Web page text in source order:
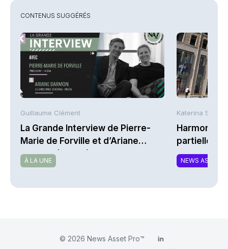
CONTENUS SUGGÉRÉS
Guillaume Clément
La Grande Interview de Pierre-
Marie de Forville et d’Ariane
Darmon (Ivesta)
À LA UNE
Katerina
Harmonie
partielle du
MTCAT
NEWS
© 2026 News Asset Pro™ LinkedIn